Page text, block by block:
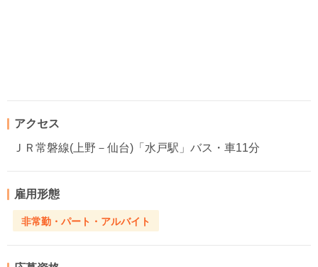
アクセス
ＪＲ常磐線(上野－仙台)「水戸駅」バス・車11分
雇用形態
非常勤・パート・アルバイト